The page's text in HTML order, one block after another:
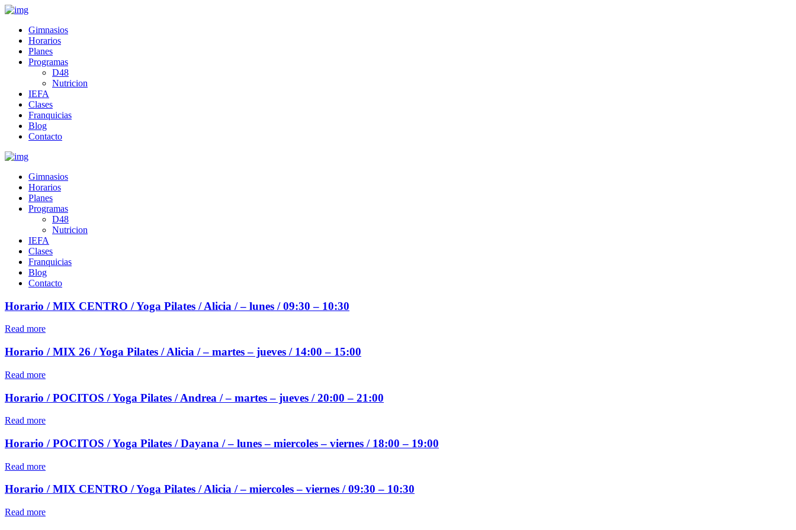
Gimnasios
Horarios
Planes
Programas
D48
Nutricion
IEFA
Clases
Franquicias
Blog
Contacto
Gimnasios
Horarios
Planes
Programas
D48
Nutricion
IEFA
Clases
Franquicias
Blog
Contacto
Horario / MIX CENTRO / Yoga Pilates / Alicia / – lunes / 09:30 – 10:30
Read more
Horario / MIX 26 / Yoga Pilates / Alicia / – martes – jueves / 14:00 – 15:00
Read more
Horario / POCITOS / Yoga Pilates / Andrea / – martes – jueves / 20:00 – 21:00
Read more
Horario / POCITOS / Yoga Pilates / Dayana / – lunes – miercoles – viernes / 18:00 – 19:00
Read more
Horario / MIX CENTRO / Yoga Pilates / Alicia / – miercoles – viernes / 09:30 – 10:30
Read more